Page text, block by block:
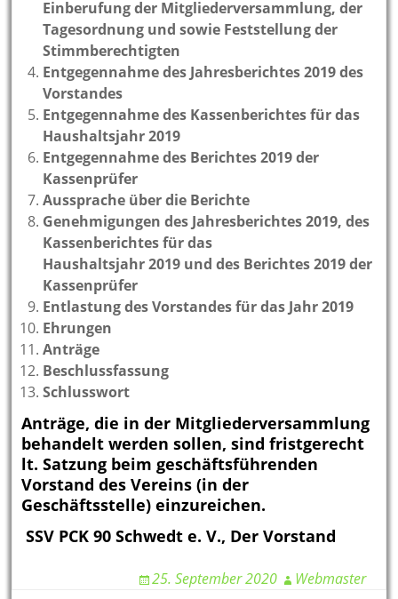
Einberufung der Mitgliederversammlung, der
Tagesordnung und sowie Feststellung der
Stimmberechtigten
Entgegennahme des Jahresberichtes 2019 des
Vorstandes
Entgegennahme des Kassenberichtes für das
Haushaltsjahr 2019
Entgegennahme des Berichtes 2019 der
Kassenprüfer
Aussprache über die Berichte
Genehmigungen des Jahresberichtes 2019, des
Kassenberichtes für das
Haushaltsjahr 2019 und des Berichtes 2019 der
Kassenprüfer
Entlastung des Vorstandes für das Jahr 2019
Ehrungen
Anträge
Beschlussfassung
Schlusswort
Anträge, die in der Mitgliederversammlung
behandelt werden sollen, sind fristgerecht
lt. Satzung beim geschäftsführenden
Vorstand des Vereins (in der
Geschäftsstelle) einzureichen.
SSV PCK 90 Schwedt e. V., Der Vorstand
25. September 2020 Webmaster